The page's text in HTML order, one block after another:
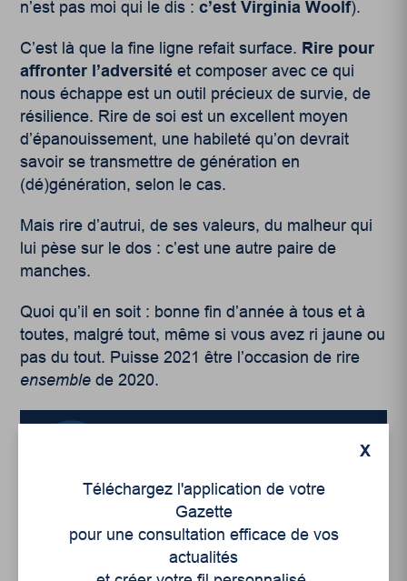
n’est pas moi qui le dis :c’est Virginia Woolf).
C’est là que la fine ligne refait surface. Rire pour
affronter l’adversité et composer avec ce qui
nous échappe est un outil précieux de survie, de
résilience. Rire de soi est un excellent moyen
d’épanouissement, une habileté qu’on devrait
savoir se transmettre de génération en
(dé)génération, selon le cas.
Mais rire d’autrui, de ses valeurs, du malheur qui
lui pèse sur le dos : c’est une autre paire de
manches.
Quoi qu’il en soit : bonne fin d’année à tous et à
toutes, malgré tout, même si vous avez ri jaune ou
pas du tout. Puisse 2021 être l’occasion de rire
ensemble de 2020.
X
Téléchargez l'application de votre
Gazette
pour une consultation efficace de vos
actualités